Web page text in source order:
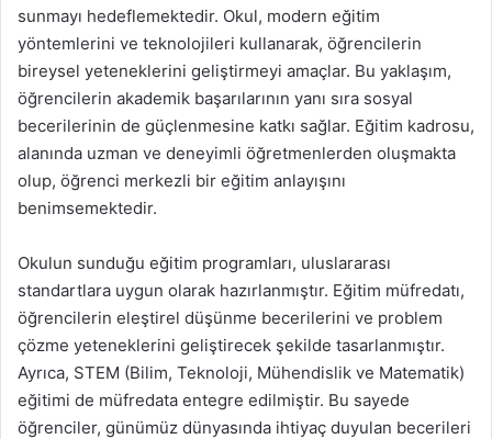
sunmayı hedeflemektedir. Okul, modern eğitim
yöntemlerini ve teknolojileri kullanarak, öğrencilerin
bireysel yeteneklerini geliştirmeyi amaçlar. Bu yaklaşım,
öğrencilerin akademik başarılarının yanı sıra sosyal
becerilerinin de güçlenmesine katkı sağlar. Eğitim kadrosu,
alanında uzman ve deneyimli öğretmenlerden oluşmakta
olup, öğrenci merkezli bir eğitim anlayışını
benimsemektedir.
Okulun sunduğu eğitim programları, uluslararası
standartlara uygun olarak hazırlanmıştır. Eğitim müfredatı,
öğrencilerin eleştirel düşünme becerilerini ve problem
çözme yeteneklerini geliştirecek şekilde tasarlanmıştır.
Ayrıca, STEM (Bilim, Teknoloji, Mühendislik ve Matematik)
eğitimi de müfredata entegre edilmiştir. Bu sayede
öğrenciler, günümüz dünyasında ihtiyaç duyulan becerileri